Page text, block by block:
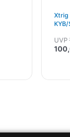
Xtrig
UVP